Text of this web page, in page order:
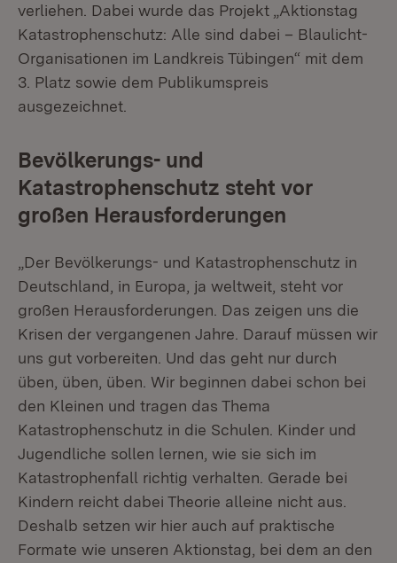
verliehen. Dabei wurde das Projekt „Aktionstag
Katastrophenschutz: Alle sind dabei – Blaulicht-
Organisationen im Landkreis Tübingen“ mit dem
3. Platz sowie dem Publikumspreis
ausgezeichnet.
Bevölkerungs- und
Katastrophenschutz steht vor
großen Herausforderungen
„Der Bevölkerungs- und Katastrophenschutz in
Deutschland, in Europa, ja weltweit, steht vor
großen Herausforderungen. Das zeigen uns die
Krisen der vergangenen Jahre. Darauf müssen wir
uns gut vorbereiten. Und das geht nur durch
üben, üben, üben. Wir beginnen dabei schon bei
den Kleinen und tragen das Thema
Katastrophenschutz in die Schulen. Kinder und
Jugendliche sollen lernen, wie sie sich im
Katastrophenfall richtig verhalten. Gerade bei
Kindern reicht dabei Theorie alleine nicht aus.
Deshalb setzen wir hier auch auf praktische
Formate wie unseren Aktionstag, bei dem an den